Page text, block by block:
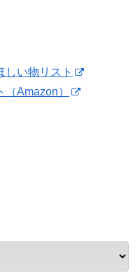
しい物リスト
Amazon）